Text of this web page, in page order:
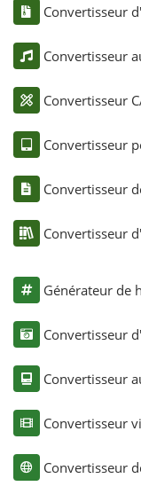
Convertisseur
Convertisseur
Convertisseur
Convertisseur
Convertisseur
Convertisseur
Générateur de
Convertisseur
Convertisseur
Convertisseur
Convertisseur